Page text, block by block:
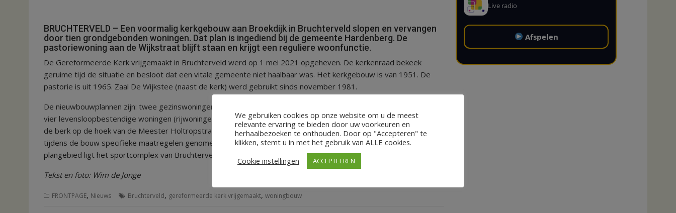
BRUCHTERVELD – Een voormalig kerkgebouw aan Broekdijk in Bruchterveld slopen en vervangen
door tien grondgebonden woningen. Dat plan is ingediend bij de gemeente Hardenberg. De
pastoriewoning aan de Wijkstraat blijft staan en krijgt een reguliere woonfunctie.
De Gereformeerde Kerk vrijgemaakt in Bruchterveld werd op 1 mei 2021 opgeheven. De kerkenraad bekeek
geruime tijd de situatie en besloot dat een vitale gemeente niet haalbaar was. Het kerkgebouw is van 1951. De
pastorie is uit 1965. Zaal De Wijkstee (naast de kerk) werd gebruikt sinds november 1981.
De nieuwbouwplannen zijn: twee gezinswoningen (twee-onder-één-kap), vier starterswoningen (rijwoningen) en
vier levensloopbestendige woningen (rijwoningen). Om de woningen te kunnen bouwen wordt één boom gekapt:
de berk op de hoek van de Meester Holtropstraat en de Broekdijk. Voor een aantal andere bomen geldt dat
tijdens de bouw specifieke maatregelen genomen moeten worden ten behoud. Aan de westkant van het
plangebied ligt het sportcomplex van Bruchterveld.
Tekst en foto: Wim de Jonge
FRONTPAGE, Nieuws Bruchterveld, gereformeerde kerk vrijgemaakt, woningbouw
Live radio
Afspelen
We gebruiken cookies op onze website om u de meest
relevante ervaring te bieden door uw voorkeuren en
herhaalbezoeken te onthouden. Door op "Accepteren" te
klikken, stemt u in met het gebruik van ALLE cookies.
Cookie instellingen
ACCEPTEEREN